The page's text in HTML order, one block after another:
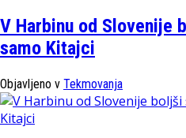
V Harbinu od Slovenije
samo Kitajci
Objavljeno v Tekmovanja